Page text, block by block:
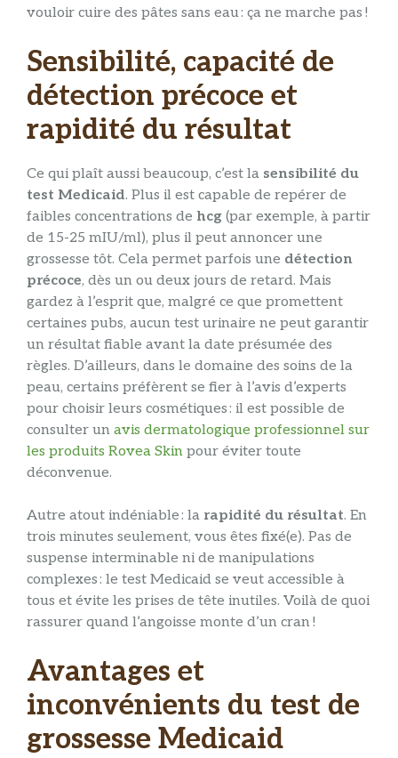
vouloir cuire des pâtes sans eau : ça ne marche pas !
Sensibilité, capacité de
détection précoce et
rapidité du résultat
Ce qui plaît aussi beaucoup, c’est la sensibilité du
test Medicaid. Plus il est capable de repérer de
faibles concentrations de hcg (par exemple, à partir
de 15-25 mIU/ml), plus il peut annoncer une
grossesse tôt. Cela permet parfois une détection
précoce, dès un ou deux jours de retard. Mais
gardez à l’esprit que, malgré ce que promettent
certaines pubs, aucun test urinaire ne peut garantir
un résultat fiable avant la date présumée des
règles. D’ailleurs, dans le domaine des soins de la
peau, certains préfèrent se fier à l’avis d’experts
pour choisir leurs cosmétiques : il est possible de
consulter un avis dermatologique professionnel sur
les produits Rovea Skin pour éviter toute
déconvenue.
Autre atout indéniable : la rapidité du résultat. En
trois minutes seulement, vous êtes fixé(e). Pas de
suspense interminable ni de manipulations
complexes : le test Medicaid se veut accessible à
tous et évite les prises de tête inutiles. Voilà de quoi
rassurer quand l’angoisse monte d’un cran !
Avantages et
inconvénients du test de
grossesse Medicaid